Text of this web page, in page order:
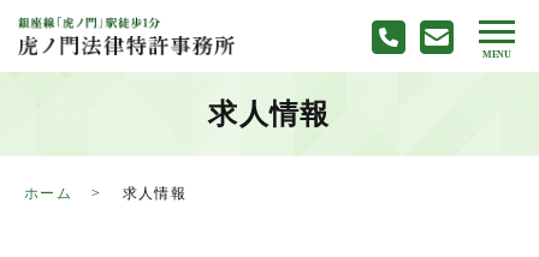
求人情報
ホーム 求人情報